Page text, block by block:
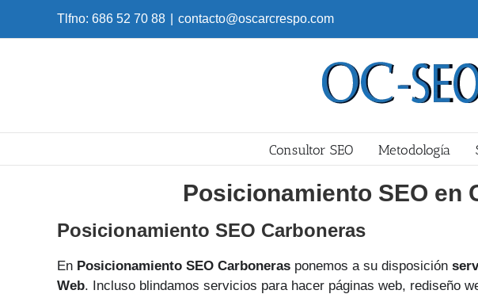
Tlfno: 686 52 70 88 contacto@oscarcrespo.com
Consultor SEO Metodología
Posicionamiento SEO en
Posicionamiento SEO Carboneras
En Posicionamiento SEO Carboneras ponemos a su disposición
Web. Incluso blindamos servicios para hacer páginas web, rediseño